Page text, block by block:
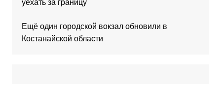
уехать за границу
Ещё один городской вокзал обновили в
Костанайской области